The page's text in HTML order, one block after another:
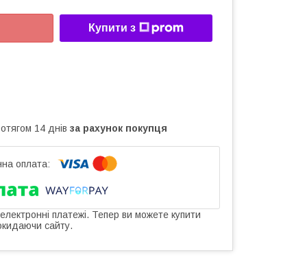
Купити з
14 днів за рахунок покупця
платежі. Тепер ви можете купити
сайту.